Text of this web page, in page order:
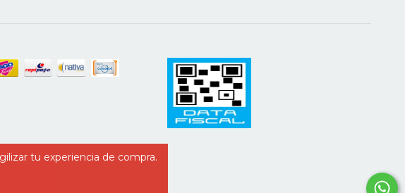
tu experiencia de compra.